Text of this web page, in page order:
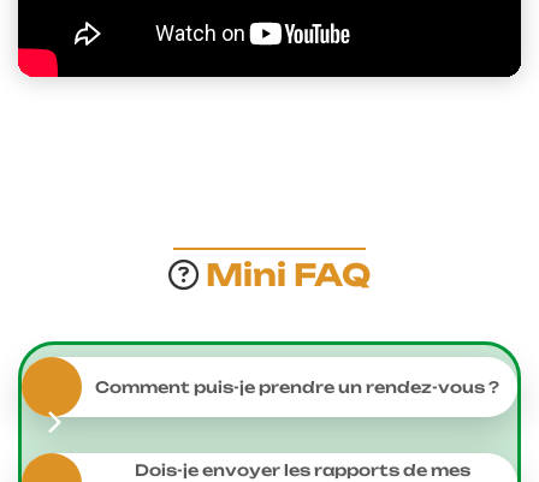
Mini FAQ
Comment puis-je prendre un rendez-vous ?
Dois-je envoyer les rapports de mes